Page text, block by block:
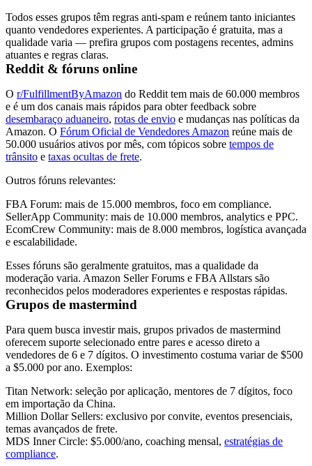
Todos esses grupos têm regras anti-spam e reúnem tanto iniciantes
quanto vendedores experientes. A participação é gratuita, mas a
qualidade varia — prefira grupos com postagens recentes, admins
atuantes e regras claras.
Reddit & fóruns online
O r/FulfillmentByAmazon do Reddit tem mais de 60.000 membros
e é um dos canais mais rápidos para obter feedback sobre
desembaraço aduaneiro, rotas de envio e mudanças nas políticas da
Amazon. O Fórum Oficial de Vendedores Amazon reúne mais de
50.000 usuários ativos por mês, com tópicos sobre tempos de
trânsito e taxas ocultas de frete.
Outros fóruns relevantes:
FBA Forum: mais de 15.000 membros, foco em compliance.
SellerApp Community: mais de 10.000 membros, analytics e PPC.
EcomCrew Community: mais de 8.000 membros, logística avançada
e escalabilidade.
Esses fóruns são geralmente gratuitos, mas a qualidade da
moderação varia. Amazon Seller Forums e FBA Allstars são
reconhecidos pelos moderadores experientes e respostas rápidas.
Grupos de mastermind
Para quem busca investir mais, grupos privados de mastermind
oferecem suporte selecionado entre pares e acesso direto a
vendedores de 6 e 7 dígitos. O investimento costuma variar de $500
a $5.000 por ano. Exemplos:
Titan Network: seleção por aplicação, mentores de 7 dígitos, foco
em importação da China.
Million Dollar Sellers: exclusivo por convite, eventos presenciais,
temas avançados de frete.
MDS Inner Circle: $5.000/ano, coaching mensal, estratégias de
compliance.